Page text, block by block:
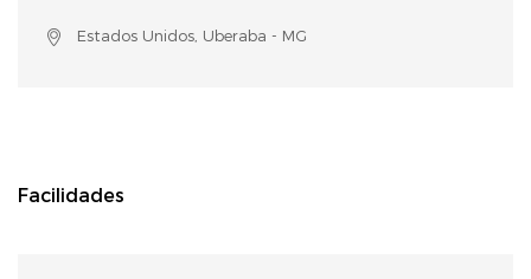
Estados Unidos, Uberaba - MG
Facilidades